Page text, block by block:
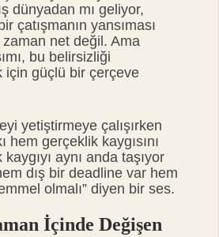
dünyadan mı geliyor,
çatışmanın yansıması
zaman net değil. Ama
bu belirsizliği
için güçlü bir çerçeve
yetiştirmeye çalışırken
hem gerçeklik kaygısını
aynı anda taşıyor
dış bir deadline var hem
olmalı” diyen bir ses.
İçinde Değişen